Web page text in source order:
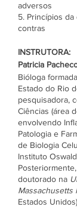
adversos
5. Princípios
contras
INSTRUTORA:
Patricia
Bióloga
Estado do Rio
pesquisadora,
Ciências (área
envolvendo
Patologia e
de Biologia
Instituto
doutorado na
Massachusetts
Estados